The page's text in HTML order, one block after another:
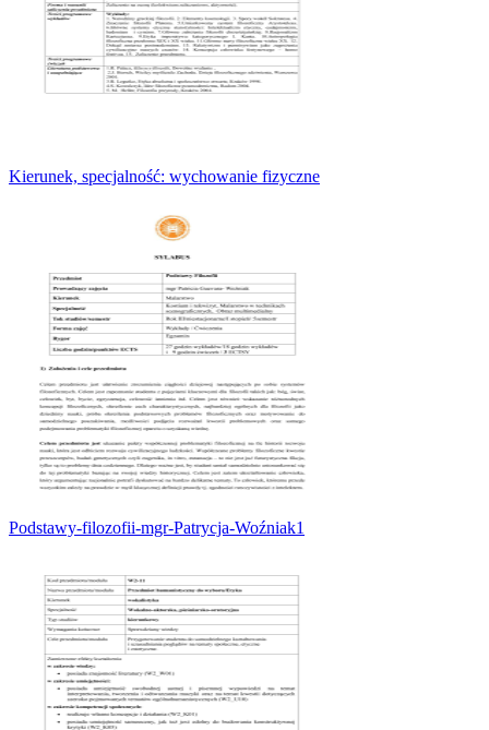
Kierunek, specjalność: wychowanie fizyczne
Podstawy-filozofii-mgr-Patrycja-Woźniak1